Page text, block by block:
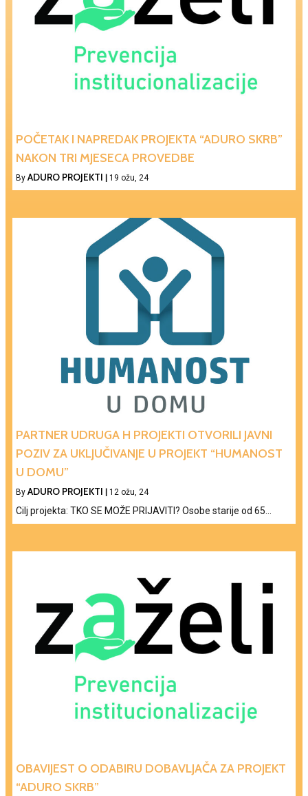
POČETAK I NAPREDAK PROJEKTA “ADURO SKRB”
NAKON TRI MJESECA PROVEDBE
By ADURO PROJEKTI | 19 ožu, 24
PARTNER UDRUGA H PROJEKTI OTVORILI JAVNI
POZIV ZA UKLJUČIVANJE U PROJEKT “HUMANOST
U DOMU”
By ADURO PROJEKTI | 12 ožu, 24
Cilj projekta: TKO SE MOŽE PRIJAVITI? Osobe starije od 65…
OBAVIJEST O ODABIRU DOBAVLJAČA ZA PROJEKT
“ADURO SKRB”